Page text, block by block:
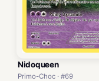
Nidoqueen
Primo-Choc · #69